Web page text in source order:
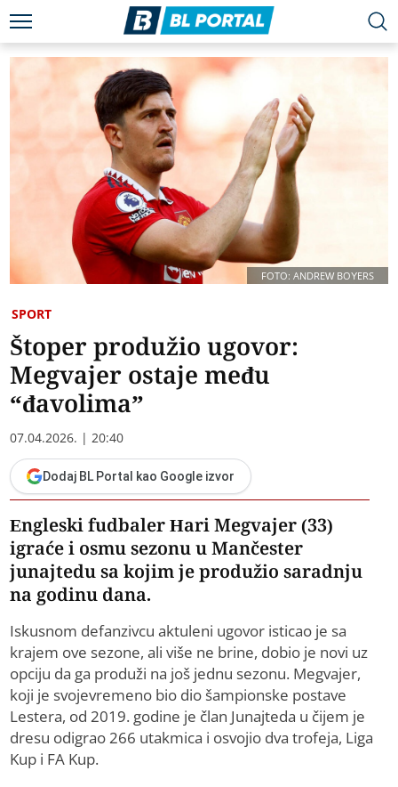
FOTO: ANDREW BOYERS
SPORT
Štoper produžio ugovor:
Megvajer ostaje među
“đavolima”
07.04.2026. | 20:40
Dodaj BL Portal kao Google izvor
Engleski fudbaler Hari Megvajer (33)
igraće i osmu sezonu u Mančester
junajtedu sa kojim je produžio saradnju
na godinu dana.
Iskusnom defanzivcu aktuleni ugovor isticao je sa
krajem ove sezone, ali više ne brine, dobio je novi uz
opciju da ga produži na još jednu sezonu. Megvajer,
koji je svojevremeno bio dio šampionske postave
Lestera, od 2019. godine je član Junajteda u čijem je
dresu odigrao 266 utakmica i osvojio dva trofeja, Liga
Kup i FA Kup.